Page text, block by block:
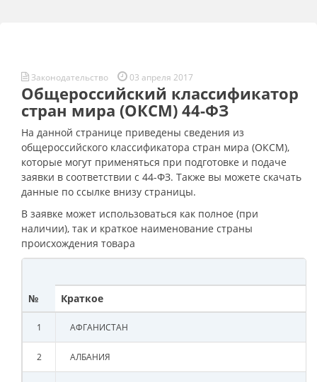
Законодательство 03 апреля 2017
Общероссийский классификатор
стран мира (ОКСМ) 44-ФЗ
На данной странице приведены сведения из
общероссийского классификатора стран мира (ОКСМ),
которые могут применяться при подготовке и подаче
заявки в соответствии с 44-ФЗ. Также вы можете скачать
данные по ссылке внизу страницы.
В заявке может использоваться как полное (при
наличии), так и краткое наименование страны
происхождения товара
№
Краткое
1 АФГАНИСТАН
2 АЛБАНИЯ